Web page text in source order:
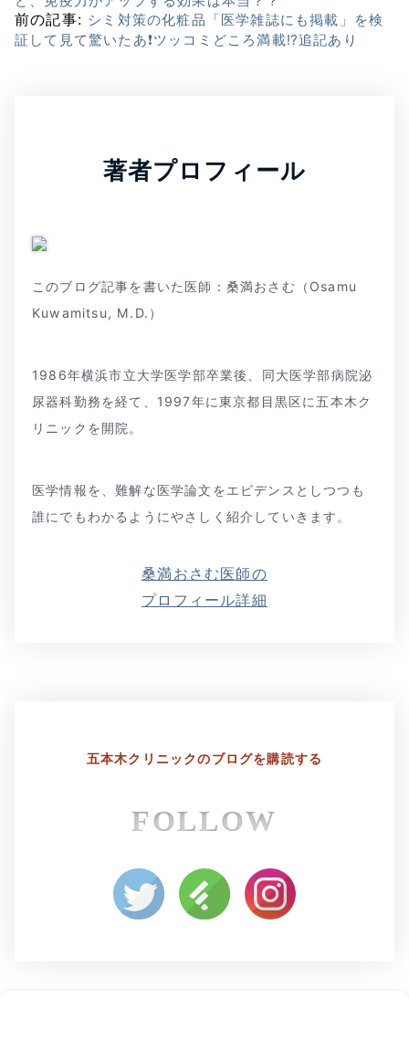
前の記事: シミ対策の化粧品「医学雑誌にも掲載」を検
証して見て驚いたあ❗ツッコミどころ満載⁉追記あり
著者プロフィール
このブログ記事を書いた医師：桑満おさむ（Osamu
Kuwamitsu, M.D.）
1986年横浜市立大学医学部卒業後、同大医学部病院泌
尿器科勤務を経て、1997年に東京都目黒区に五本木ク
リニックを開院。
医学情報を、難解な医学論文をエビデンスとしつつも
誰にでもわかるようにやさしく紹介していきます。
桑満おさむ医師の
プロフィール詳細
五本木クリニックのブログを購読する
FOLLOW